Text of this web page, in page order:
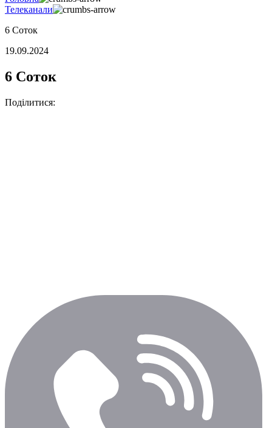
Телеканали
6 Соток
19.09.2024
6 Соток
Поділитися: